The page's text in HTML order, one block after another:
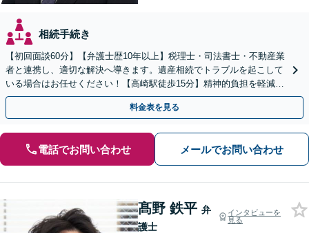
相続手続き
【初回面談60分】【弁護士歴10年以上】税理士・司法書士・不動産業
者と連携し、適切な解決へ導きます。遺産相続でトラブルを起こして
いる場合はお任せください！【高崎駅徒歩15分】精神的負担を軽減す
るためにも早めのご相談を。
料金表を見る
電話でお問い合わせ メールでお問い合わせ
髙野 鉄平 弁
護士
インタビューを
見る